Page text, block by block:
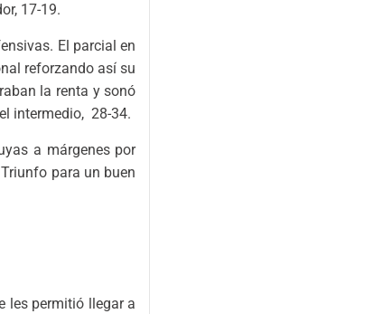
17-19.
El parcial en
reforzando así su
la renta y sonó
intermedio, 28-34.
a márgenes por
para un buen
les permitió llegar a